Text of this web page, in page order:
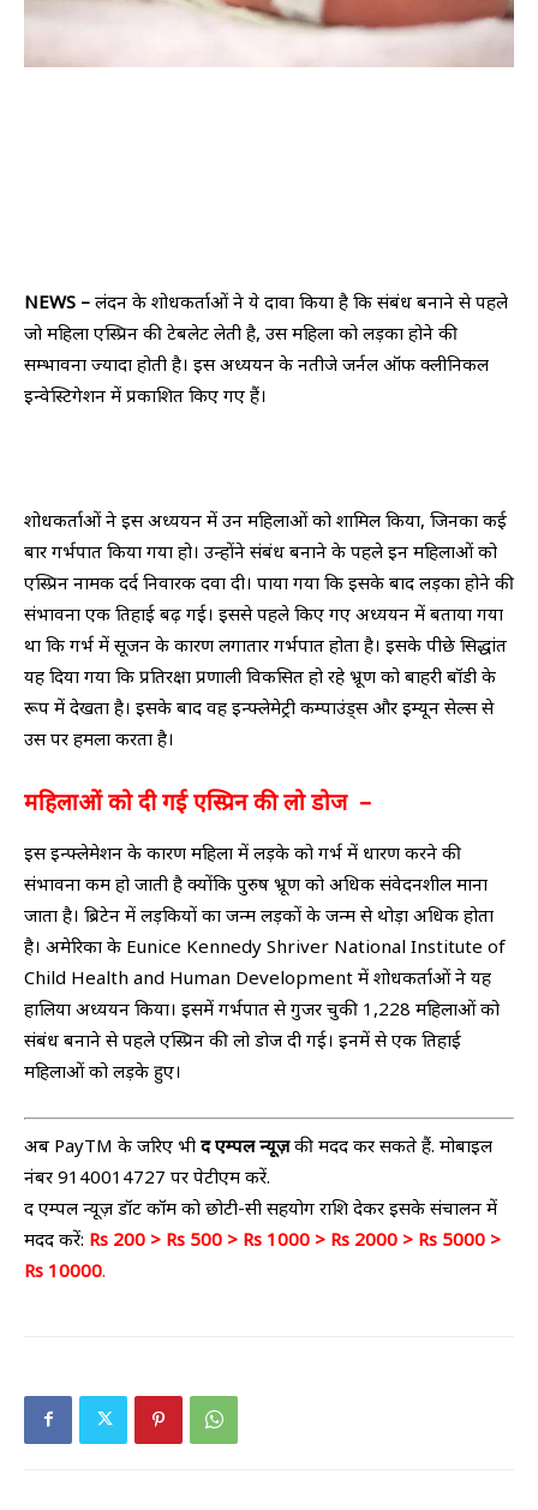
NEWS – लंदन के शोधकर्ताओं ने ये दावा किया है‍ कि संबंध बनाने से पहले
जो महिला एस्प्रिन की टेबलेट लेती है, उस महिला को लड़का होने की
सम्भावना ज्यादा होती है। इस अध्‍ययन के नतीजे जर्नल ऑफ क्‍लीनिकल
इन्‍वेस्टिगेशन में प्रकाशित किए गए हैं।
शोधकर्ताओं ने इस अध्‍ययन में उन महिलाओं को शामिल किया, जिनका कई
बार गर्भपात किया गया हो। उन्‍होंने संबंध बनाने के पहले इन महिलाओं को
एस्प्रिन नामक दर्द निवारक दवा दी। पाया गया कि इसके बाद लड़का होने की
संभावना एक तिहाई बढ़ गई। इससे पहले किए गए अध्‍ययन में बताया गया
था कि गर्भ में सूजन के कारण लगातार गर्भपात होता है। इसके पीछे सिद्धांत
यह दिया गया कि प्रतिरक्षा प्रणाली विकसित हो रहे भ्रूण को बाहरी बॉडी के
रूप में देखता है। इसके बाद वह इन्‍फ्लेमेट्री कम्‍पाउंड्स और इम्‍यून सेल्‍स से
उस पर हमला करता है।
महिलाओं को दी गई एस्प्रिन की लो डोज –
इस इन्‍फ्लेमेशन के कारण महिला में लड़के को गर्भ में धारण करने की
संभावना कम हो जाती है क्‍योंकि पुरुष भ्रूण को अधिक संवेदनशील माना
जाता है। ब्रिटेन में लड़कियों का जन्‍म लड़कों के जन्‍म से थोड़ा अधिक होता
है। अमेरिका के Eunice Kennedy Shriver National Institute of
Child Health and Human Development में शोधकर्ताओं ने यह
हालिया अध्‍ययन किया। इसमें गर्भपात से गुजर चुकी 1,228 महिलाओं को
संबंध बनाने से पहले एस्प्रिन की लो डोज दी गई। इनमें से एक तिहाई
महिलाओं को लड़के हुए।
अब PayTM के जरिए भी द एम्पल न्यूज़की मदद कर सकते हैं. मोबाइल
नंबर 9140014727 पर पेटीएम करें.
द एम्पल न्यूज़ डॉट कॉम को छोटी-सी सहयोग राशि देकर इसके संचालन में
मदद करें: Rs 200 > Rs 500 > Rs 1000 > Rs 2000 > Rs 5000 >
Rs 10000.